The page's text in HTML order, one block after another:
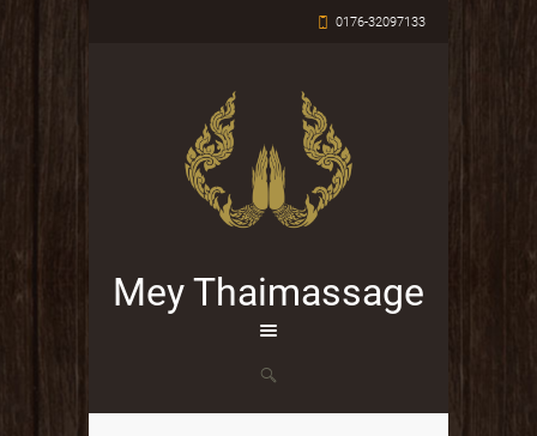
0176-32097133
Mey Thaimassage